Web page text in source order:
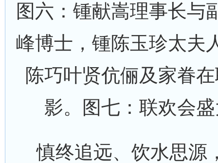
图六：锺献嵩理事长与
峰博士，锺陈玉珍太夫
陈巧叶贤伉俪及家眷
影。图七：联欢会
慎终追远、饮水思源